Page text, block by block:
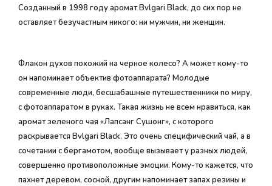
Созданный в 1998 году аромат Bvlgari Black, до сих пор не
оставляет безучастным никого: ни мужчин, ни женщин.
Флакон духов похожий на черное колесо? А может кому-то
он напоминает объектив фотоаппарата? Молодые
современные люди, бесшабашные путешественники по миру,
с фотоаппаратом в руках. Такая жизнь не всем нравиться, как
аромат зеленого чая «Лапсанг Сушонг», с которого
раскрывается Bvlgari Black. Это очень специфический чай, а в
сочетании с бергамотом, вообще вызывает у разных людей,
совершенно противоположные эмоции. Кому-то кажется, что
пахнет деревом, сосной, другим напоминает запах резины и